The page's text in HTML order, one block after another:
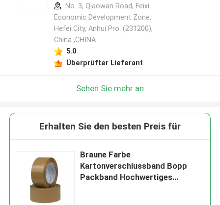
No. 3, Qiaowan Road, Feixi
Economic Development Zone,
Hefei City, Anhui Pro. (231200),
China ,CHINA
5.0
Überprüfter Lieferant
Sehen Sie mehr an
Erhalten Sie den besten Preis für
Braune Farbe
Kartonverschlussband Bopp
Packband Hochwertiges